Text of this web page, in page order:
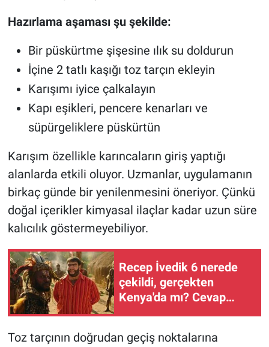
Hazırlama aşaması şu şekilde:
Bir püskürtme şişesine ılık su doldurun
İçine 2 tatlı kaşığı toz tarçın ekleyin
Karışımı iyice çalkalayın
Kapı eşikleri, pencere kenarları ve
süpürgeliklere püskürtün
Karışım özellikle karıncaların giriş yaptığı
alanlarda etkili oluyor. Uzmanlar, uygulamanın
birkaç günde bir yenilenmesini öneriyor. Çünkü
doğal içerikler kimyasal ilaçlar kadar uzun süre
kalıcılık göstermeyebiliyor.
Recep İvedik 6 nerede
çekildi, gerçekten
Kenya'da mı? Cevap
Toz tarçının doğrudan geçiş noktalarına